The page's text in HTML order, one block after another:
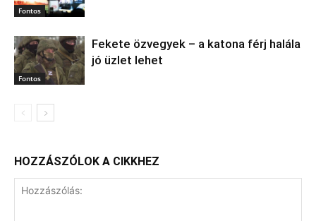
Fontos
Fontos
Fekete özvegyek – a katona férj halála
jó üzlet lehet
HOZZÁSZÓLOK A CIKKHEZ